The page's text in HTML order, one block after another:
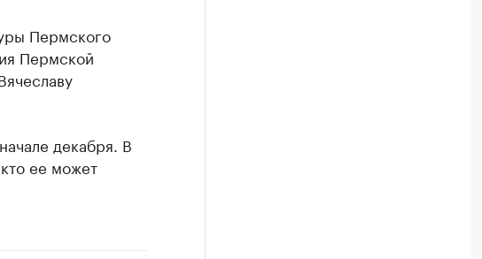
Пермского
Пермской
декабря. В
ее может